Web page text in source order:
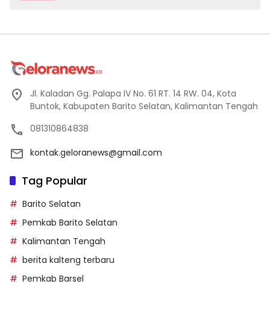
Jl. Kaladan Gg. Palapa IV No. 61 RT. 14 RW. 04, Kota
Buntok, Kabupaten Barito Selatan, Kalimantan Tengah
081310864838
kontak.geloranews@gmail.com
Tag Popular
Barito Selatan
Pemkab Barito Selatan
Kalimantan Tengah
berita kalteng terbaru
Pemkab Barsel